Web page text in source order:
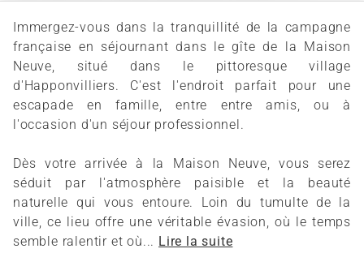
Immergez-vous dans la tranquillité de la campagne
française en séjournant dans le gîte de la Maison
Neuve, situé dans le pittoresque village
d'Happonvilliers. C'est l'endroit parfait pour une
escapade en famille, entre entre amis, ou à
l'occasion d'un séjour professionnel.
Dès votre arrivée à la Maison Neuve, vous serez
séduit par l'atmosphère paisible et la beauté
naturelle qui vous entoure. Loin du tumulte de la
ville, ce lieu offre une véritable évasion, où le temps
semble ralentir et où... Lire la suite